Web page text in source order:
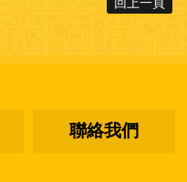
聯絡我們